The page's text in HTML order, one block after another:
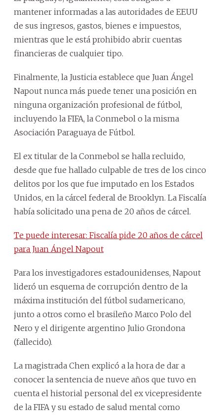
mantener informadas a las autoridades de EEUU
de sus ingresos, gastos, bienes e impuestos,
mientras que le está prohibido abrir cuentas
financieras de cualquier tipo.
Finalmente, la Justicia establece que Juan Ángel
Napout nunca más puede tener una posición en
ninguna organización profesional de fútbol,
incluyendo la FIFA, la Conmebol o la misma
Asociación Paraguaya de Fútbol.
El ex titular de la Conmebol se halla recluido,
desde que fue hallado culpable de tres de los cinco
delitos por los que fue imputado en los Estados
Unidos, en la cárcel federal de Brooklyn. La Fiscalía
había solicitado una pena de 20 años de cárcel.
Te puede interesar: Fiscalía pide 20 años de cárcel
para Juan Ángel Napout
Para los investigadores estadounidenses, Napout
lideró un esquema de corrupción dentro de la
máxima institución del fútbol sudamericano,
junto a otros como el brasileño Marco Polo del
Nero y el dirigente argentino Julio Grondona
(fallecido).
La magistrada Chen explicó a la hora de dar a
conocer la sentencia de nueve años que tuvo en
cuenta el historial personal del ex vicepresidente
de la FIFA y su estado de salud mental como